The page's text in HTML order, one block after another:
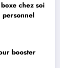
chez soi
personnel
booster